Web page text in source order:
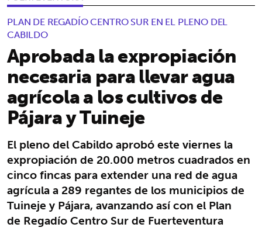
PLAN DE REGADÍO CENTRO SUR EN EL PLENO DEL
CABILDO
Aprobada la expropiación
necesaria para llevar agua
agrícola a los cultivos de
Pájara y Tuineje
El pleno del Cabildo aprobó este viernes la
expropiación de 20.000 metros cuadrados en
cinco fincas para extender una red de agua
agrícula a 289 regantes de los municipios de
Tuineje y Pájara, avanzando así con el Plan
de Regadío Centro Sur de Fuerteventura